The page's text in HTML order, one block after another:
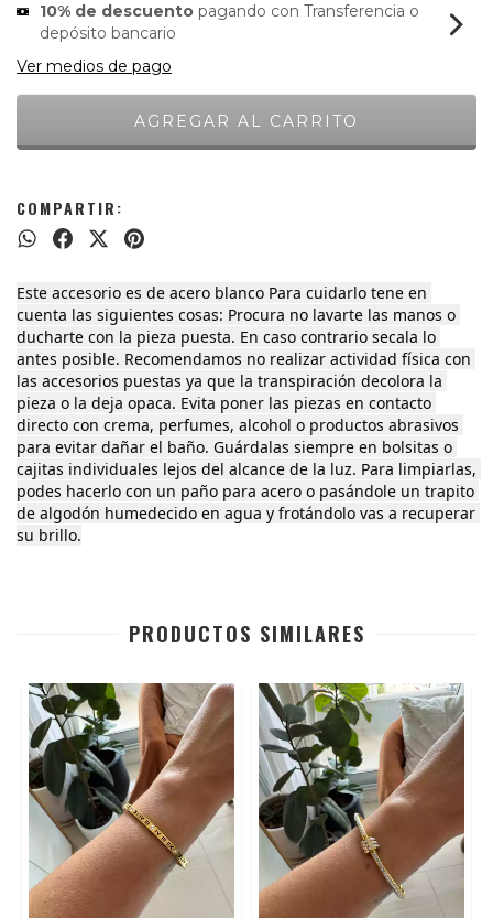
10% de descuento pagando con Transferencia o
depósito bancario
Ver medios de pago
COMPARTIR:
Este accesorio es de acero blanco Para cuidarlo tene en
cuenta las siguientes cosas: Procura no lavarte las manos o
ducharte con la pieza puesta. En caso contrario secala lo
antes posible. Recomendamos no realizar actividad física con
las accesorios puestas ya que la transpiración decolora la
pieza o la deja opaca. Evita poner las piezas en contacto
directo con crema, perfumes, alcohol o productos abrasivos
para evitar dañar el baño. Guárdalas siempre en bolsitas o
cajitas individuales lejos del alcance de la luz. Para limpiarlas,
podes hacerlo con un paño para acero o pasándole un trapito
de algodón humedecido en agua y frotándolo vas a recuperar
su brillo.
PRODUCTOS SIMILARES